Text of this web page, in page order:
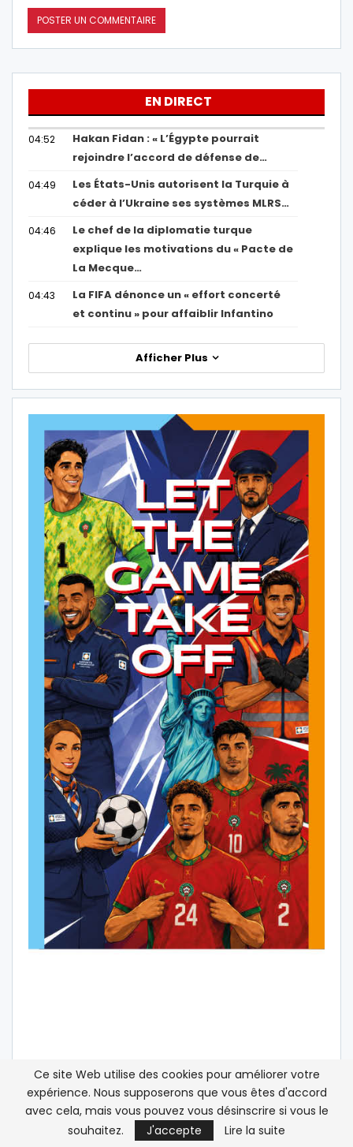
EN DIRECT
04:52
Hakan Fidan : « L’Égypte pourrait
rejoindre l’accord de défense de…
04:49
Les États-Unis autorisent la Turquie à
céder à l’Ukraine ses systèmes MLRS…
04:46
Le chef de la diplomatie turque
explique les motivations du « Pacte de
La Mecque…
04:43
La FIFA dénonce un « effort concerté
et continu » pour affaiblir Infantino
Afficher Plus
Ce site Web utilise des cookies pour améliorer votre
expérience. Nous supposerons que vous êtes d'accord
avec cela, mais vous pouvez vous désinscrire si vous le
souhaitez.
J'accepte Lire la suite